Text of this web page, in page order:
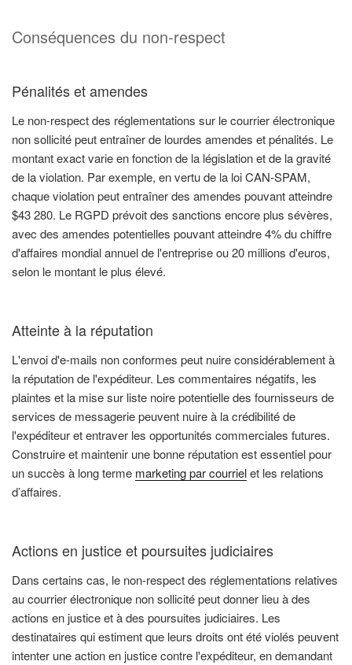
Conséquences du non-respect
Pénalités et amendes
Le non-respect des réglementations sur le courrier électronique
non sollicité peut entraîner de lourdes amendes et pénalités. Le
montant exact varie en fonction de la législation et de la gravité
de la violation. Par exemple, en vertu de la loi CAN-SPAM,
chaque violation peut entraîner des amendes pouvant atteindre
$43 280. Le RGPD prévoit des sanctions encore plus sévères,
avec des amendes potentielles pouvant atteindre 4% du chiffre
d'affaires mondial annuel de l'entreprise ou 20 millions d'euros,
selon le montant le plus élevé.
Atteinte à la réputation
L'envoi d'e-mails non conformes peut nuire considérablement à
la réputation de l'expéditeur. Les commentaires négatifs, les
plaintes et la mise sur liste noire potentielle des fournisseurs de
services de messagerie peuvent nuire à la crédibilité de
l'expéditeur et entraver les opportunités commerciales futures.
Construire et maintenir une bonne réputation est essentiel pour
un succès à long terme marketing par courrielet les relations
d’affaires.
Actions en justice et poursuites judiciaires
Dans certains cas, le non-respect des réglementations relatives
au courrier électronique non sollicité peut donner lieu à des
actions en justice et à des poursuites judiciaires. Les
destinataires qui estiment que leurs droits ont été violés peuvent
intenter une action en justice contre l'expéditeur, en demandant